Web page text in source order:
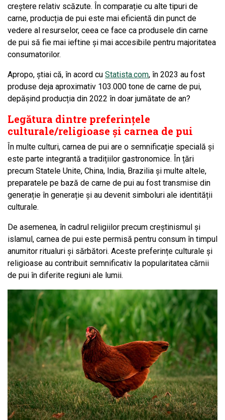
creștere relativ scăzute. În comparație cu alte tipuri de
carne, producția de pui este mai eficientă din punct de
vedere al resurselor, ceea ce face ca produsele din carne
de pui să fie mai ieftine și mai accesibile pentru majoritatea
consumatorilor.
Apropo, știai că, în acord cu Statista.com, în 2023 au fost
produse deja aproximativ 103.000 tone de carne de pui,
depășind producția din 2022 în doar jumătate de an?
Legătura dintre preferințele
culturale/religioase și carnea de pui
În multe culturi, carnea de pui are o semnificație specială și
este parte integrantă a tradițiilor gastronomice. În țări
precum Statele Unite, China, India, Brazilia și multe altele,
preparatele pe bază de carne de pui au fost transmise din
generație în generație și au devenit simboluri ale identității
culturale.
De asemenea, în cadrul religiilor precum creștinismul și
islamul, carnea de pui este permisă pentru consum în timpul
anumitor ritualuri și sărbători. Aceste preferințe culturale și
religioase au contribuit semnificativ la popularitatea cărnii
de pui în diferite regiuni ale lumii.